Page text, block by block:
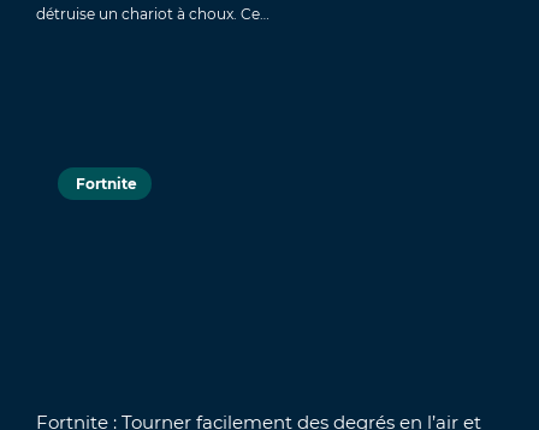
détruise un chariot à choux. Ce…
Fortnite
Fortnite : Tourner facilement des degrés en l’air et